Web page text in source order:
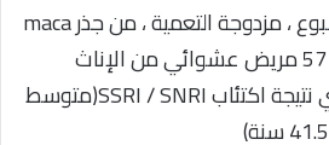
أجرينا تجربة لمدة 12 أسبوع ، مزدوجة التعمية ، من جذر maca
(3.0 جرام في اليوم) في 57 مريض عشوائي من الإناث
المصابة ب العجز الجنسي نتيجة اكتئاب SSRI / SNRI(متوسط ​​